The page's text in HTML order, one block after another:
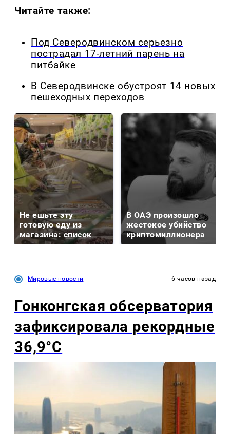
Читайте также:
Под Северодвинском серьезно
пострадал 17-летний парень на
питбайке
В Северодвинске обустроят 14 новых
пешеходных переходов
Не ешьте эту
готовую еду из
магазина: список
В ОАЭ произошло
жестокое убийство
криптомиллионера
Мировые новости 6 часов назад
Гонконгская обсерватория
зафиксировала рекордные
36,9°C